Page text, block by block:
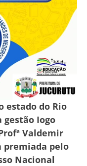
estado do Rio
gestão Iogo
Valdemir
premiada pelo
Nacional